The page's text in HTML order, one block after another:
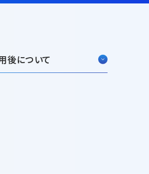
後について